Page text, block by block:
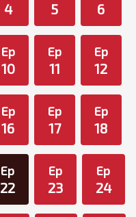
4 5 6
Ep
10
Ep
11
Ep
12
Ep
16
Ep
17
Ep
18
Ep
22
Ep
23
Ep
24